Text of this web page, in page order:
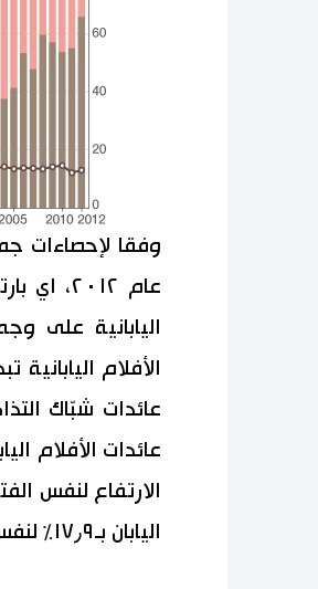
عام
اليابانية على
عائدات شبّاك
الارتفاع لنفس
اليابان بـ١٧٫٩٪ لنفس العام.